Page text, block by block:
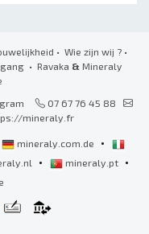
• Wie zijn wij ? •
• Ravaka & Mineraly
07 67 76 45 88
mineraly.fr
mineraly.com.de •
• mineraly.pt •